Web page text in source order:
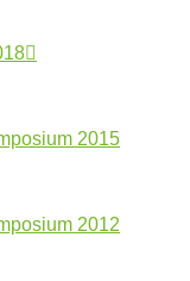
2015
2012
in der
2026